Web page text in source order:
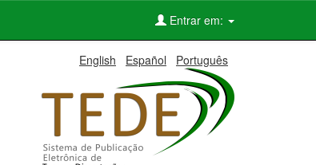
Entrar em:
English Español Português